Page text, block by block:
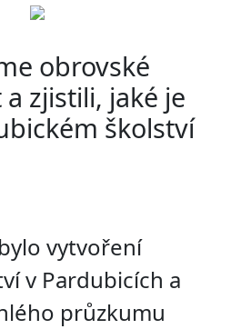
obrovské
zjistili, jaké je
školství
vytvoření
v Pardubicích a
průzkumu